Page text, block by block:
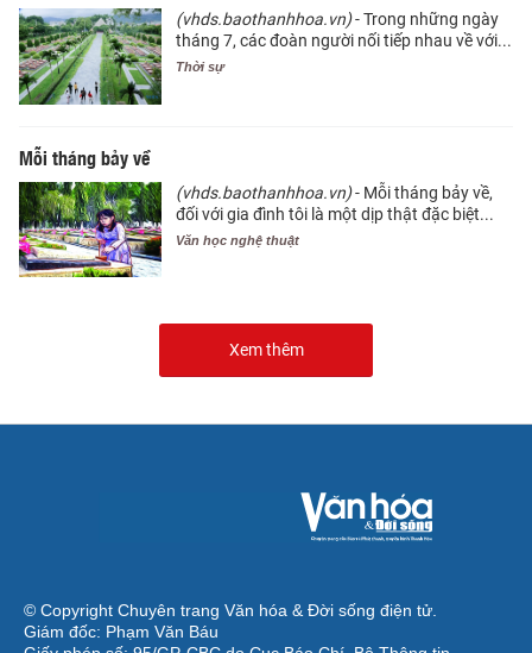
(vhds.baothanhhoa.vn)- Trong những ngày
tháng 7, các đoàn người nối tiếp nhau về với...
Thời sự
Mỗi tháng bảy về
(vhds.baothanhhoa.vn)- Mỗi tháng bảy về,
đối với gia đình tôi là một dịp thật đặc biệt...
Văn học nghệ thuật
Xem thêm
© Copyright Chuyên trang Văn hóa & Đời sống điện tử.
Giám đốc: Phạm Văn Báu